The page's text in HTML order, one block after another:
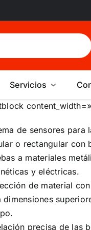
Servicios
de sensores
o rectangular con
a materiales
y eléctricas.
de material
dimensiones
precisa de las